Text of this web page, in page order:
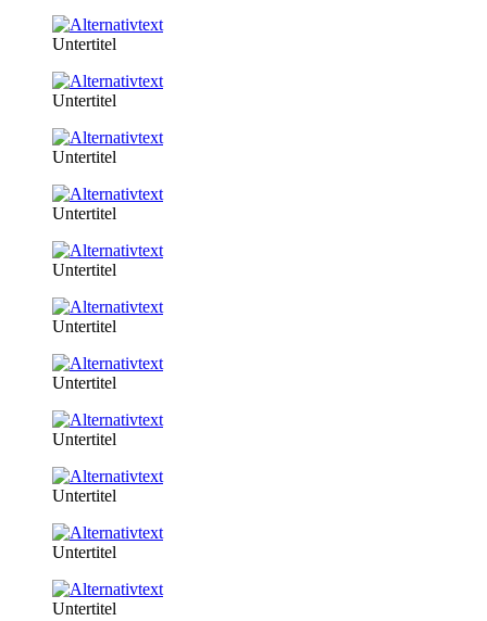
Untertitel
Untertitel
Untertitel
Untertitel
Untertitel
Untertitel
Untertitel
Untertitel
Untertitel
Untertitel
Untertitel